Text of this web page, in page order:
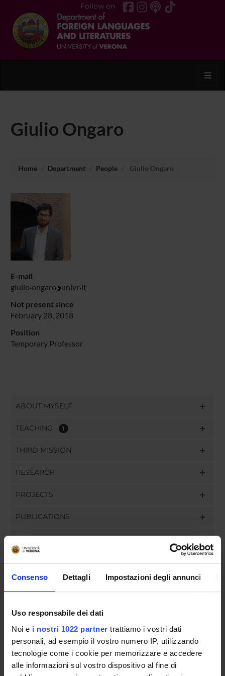
Consenso Dettagli Impostazioni degli annunci
Uso responsabile dei dati
Noi e i nostri 1022 partner trattiamo i vostri dati
personali, ad esempio il vostro numero IP, utilizzando
tecnologie come i cookie per memorizzare e accedere
alle informazioni sul vostro dispositivo al fine di
Follow on
Giulio Ongaro
Home Department People Giulio Ongaro
E-mail
giulio ongaro univr it
Not present since
February 28, 2018
Position
Temporary Professor
ABOUT MYSELF
TEACHING 1
THIRD MISSION
RESEARCH
PROJECTS
PUBLICATIONS
ASSIGNMENTS
ORGANISATION
GOVERNANCE
COMMITTEES
DEPARTMENT ADMINISTRATION OFFICES